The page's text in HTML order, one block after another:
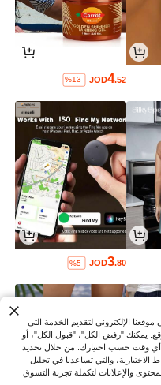
JOD4.52
%13-
JOD3.80
%5-
الإلكتروني لتقديم الخدمة التي
يمكنك "رفض الكل"، "قبول الكل"، أو
أي وقت حسب اختيارك. من خلال تحديد
والتي تساعدنا في تحليل
والإعلانات لتكملة تجربة التسوق